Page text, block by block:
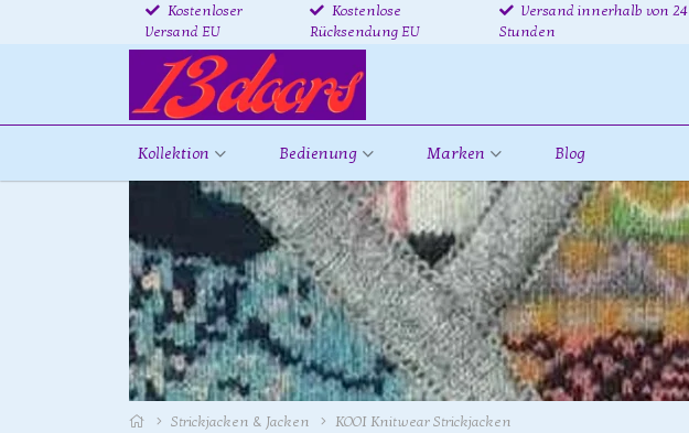
Kostenloser
Versand EU
Kostenlose
Rücksendung EU
Versand innerhalb von 24
Stunden
Kollektion Bedienung Marken Blog
Strickjacken & Jacken KOOI Knitwear Strickjacken